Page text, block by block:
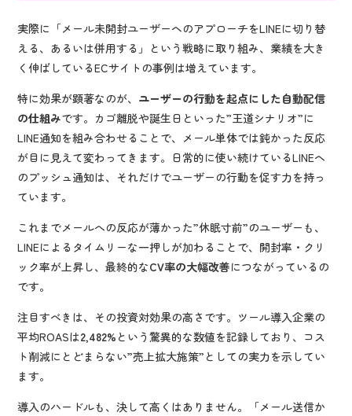
実際に「メール未開封ユーザーへのアプローチをLINEに切り替
える、あるいは併用する」という戦略に取り組み、業績を大き
く伸ばしているECサイトの事例は増えています。
特に効果が顕著なのが、 ユーザーの行動を起点にした自動配信
の仕組みです。カゴ離脱や誕生日といった”王道シナリオ”に
LINE通知を組み合わせることで、メール単体では鈍かった反応
が目に見えて変わってきます。日常的に使い続けているLINEへ
のプッシュ通知は、それだけでユーザーの行動を促す力を持っ
ています。
これまでメールへの反応が薄かった”休眠寸前”のユーザーも、
LINEによるタイムリーな一押しが加わることで、開封率・クリ
ック率が上昇し、最終的なCV率の大幅改善につながっているの
です。
注目すべきは、その投資対効果の高さです。ツール導入企業の
平均ROASは2,482% という驚異的な数値を記録しており、コス
ト削減にとどまらない”売上拡大施策”としての実力を示してい
ます。
導入のハードルも、決して高くはありません。「メール送信か